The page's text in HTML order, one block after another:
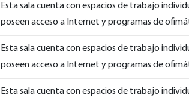
Esta sala cuenta con espacios de trabajo
poseen acceso a Internet y programas de
Esta sala cuenta con espacios de trabajo
poseen acceso a Internet y programas de
Esta sala cuenta con espacios de trabajo